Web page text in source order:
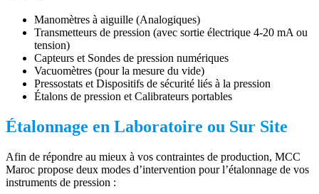
Manomètres à aiguille (Analogiques)
Transmetteurs de pression (avec sortie électrique 4-20 mA ou
tension)
Capteurs et Sondes de pression numériques
Vacuomètres (pour la mesure du vide)
Pressostats et Dispositifs de sécurité liés à la pression
Étalons de pression et Calibrateurs portables
Étalonnage en Laboratoire ou Sur Site
Afin de répondre au mieux à vos contraintes de production, MCC
Maroc propose deux modes d’intervention pour l’étalonnage de vos
instruments de pression :